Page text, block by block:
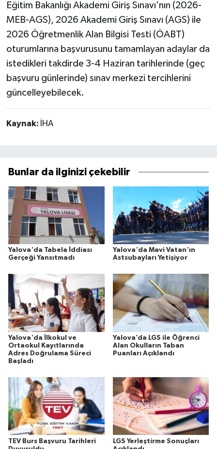
Eğitim Bakanlığı Akademi Giriş Sınavı'nın (2026-
MEB-AGS), 2026 Akademi Giriş Sınavı (AGS) ile
2026 Öğretmenlik Alan Bilgisi Testi (ÖABT)
oturumlarına başvurusunu tamamlayan adaylar da
istedikleri takdirde 3-4 Haziran tarihlerinde (geç
başvuru günlerinde) sınav merkezi tercihlerini
güncelleyebilecek.
Kaynak: İHA
Bunlar da ilginizi çekebilir
Yalova'da Tabela İddiası
Gerçeği Yansıtmadı
Yalova'da Mavi Vatan'ın
Astsubayları Yetişiyor
Yalova'da İlkokul ve
Ortaokul Kayıtlarında
Adres Doğrulama Süreci
Başladı
Yalova’da LGS ile Öğrenci
Alan Okulların Taban
Puanları Açıklandı
TEV Burs Başvuru Tarihleri
LGS Yerleştirme Sonuçları